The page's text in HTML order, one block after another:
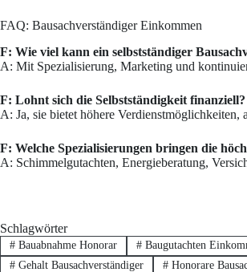
FAQ: Bausachverständiger Einkommen
F: Wie viel kann ein selbstständiger
A: Mit Spezialisierung, Marketing und
F: Lohnt sich die Selbstständigkeit finanziell?
A: Ja, sie bietet höhere
F: Welche Spezialisierungen bringen die
A: Schimmelgutachten, Energieberatung,
Schlagwörter
#Bauabnahme Honorar #Baugutachten
#Gehalt Bausachverständiger #Honorare